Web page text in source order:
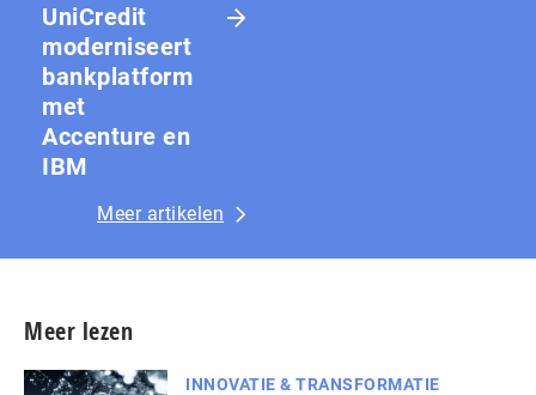
UniCredit
moderniseert
bankplatform
met
Accenture en
IBM
Meer artikelen
Meer lezen
INNOVATIE & TRANSFORMATIE